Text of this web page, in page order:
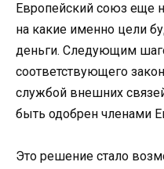
Европейский союз еще
на какие именно цели
деньги. Следующим
соответствующего
службой внешних
быть одобрен членами
Это решение стало